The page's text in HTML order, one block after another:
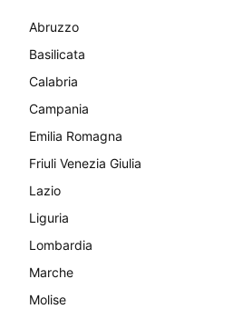
Abruzzo
Basilicata
Calabria
Campania
Emilia Romagna
Friuli Venezia Giulia
Lazio
Liguria
Lombardia
Marche
Molise